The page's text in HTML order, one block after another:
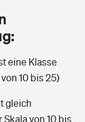
eine Klasse
10 bis 25)
gleich
von 10 bis